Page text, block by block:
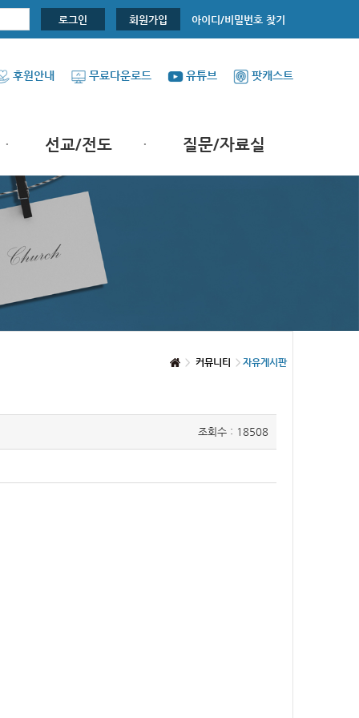
로그인 회원가입 아이디/비밀번호 찾기
후원안내 무료다운로드 유튜브 팟캐스트
선교/전도 질문/자료실
커뮤니티 자유게시판
조회수 : 18508